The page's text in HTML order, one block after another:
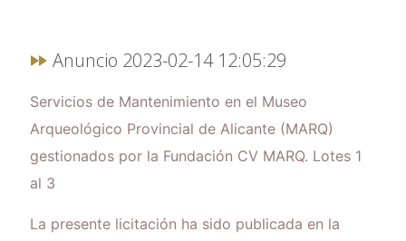
Anuncio 2023-02-14 12:05:29
Servicios de Mantenimiento en el Museo
Arqueológico Provincial de Alicante (MARQ)
gestionados por la Fundación CV MARQ. Lotes 1
al 3
La presente licitación ha sido publicada en la